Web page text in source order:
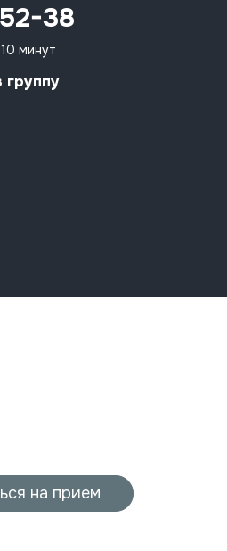
38
минут
группу
на прием